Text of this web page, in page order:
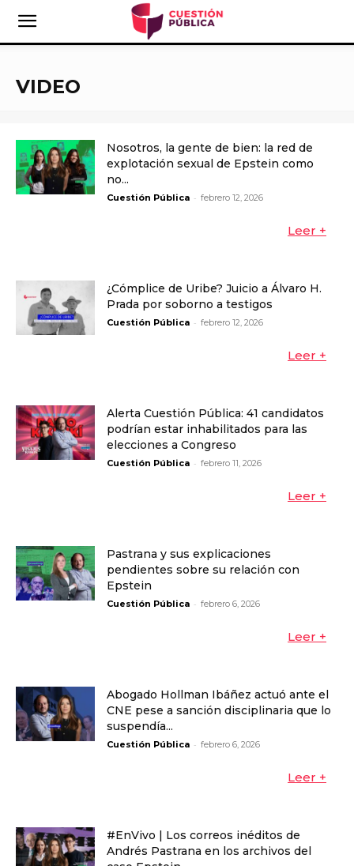
VIDEO
Nosotros, la gente de bien: la red de
explotación sexual de Epstein como
no...
Cuestión Pública - febrero 12, 2026
Leer +
¿Cómplice de Uribe? Juicio a Álvaro H.
Prada por soborno a testigos
Cuestión Pública - febrero 12, 2026
Leer +
Alerta Cuestión Pública: 41 candidatos
podrían estar inhabilitados para las
elecciones a Congreso
Cuestión Pública - febrero 11, 2026
Leer +
Pastrana y sus explicaciones
pendientes sobre su relación con
Epstein
Cuestión Pública - febrero 6, 2026
Leer +
Abogado Hollman Ibáñez actuó ante el
CNE pese a sanción disciplinaria que lo
suspendía...
Cuestión Pública - febrero 6, 2026
Leer +
#EnVivo | Los correos inéditos de
Andrés Pastrana en los archivos del